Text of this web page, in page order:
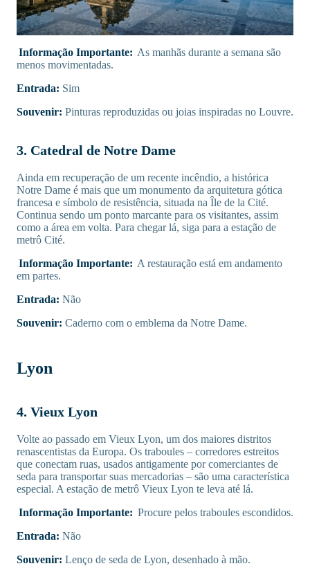
Informação Importante: As manhãs durante a semana são
menos movimentadas.
Entrada: Sim
Souvenir: Pinturas reproduzidas ou joias inspiradas no Louvre.
3. Catedral de Notre Dame
Ainda em recuperação de um recente incêndio, a histórica
Notre Dame é mais que um monumento da arquitetura gótica
francesa e símbolo de resistência, situada na Île de la Cité.
Continua sendo um ponto marcante para os visitantes, assim
como a área em volta. Para chegar lá, siga para a estação de
metrô Cité.
Informação Importante: A restauração está em andamento
em partes.
Entrada: Não
Souvenir: Caderno com o emblema da Notre Dame.
Lyon
4. Vieux Lyon
Volte ao passado em Vieux Lyon, um dos maiores distritos
renascentistas da Europa. Os traboules – corredores estreitos
que conectam ruas, usados antigamente por comerciantes de
seda para transportar suas mercadorias – são uma característica
especial. A estação de metrô Vieux Lyon te leva até lá.
Informação Importante: Procure pelos traboules escondidos.
Entrada: Não
Souvenir: Lenço de seda de Lyon, desenhado à mão.